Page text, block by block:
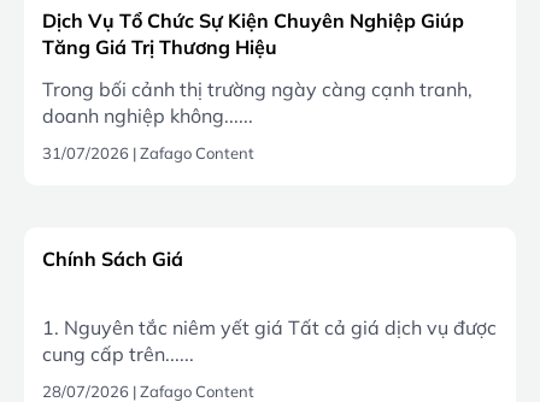
Dịch Vụ Tổ Chức Sự Kiện Chuyên Nghiệp Giúp
Tăng Giá Trị Thương Hiệu
Trong bối cảnh thị trường ngày càng cạnh tranh,
doanh nghiệp không......
31/07/2026 |Zafago Content
Chính Sách Giá
1. Nguyên tắc niêm yết giá Tất cả giá dịch vụ được
cung cấp trên......
28/07/2026 |Zafago Content